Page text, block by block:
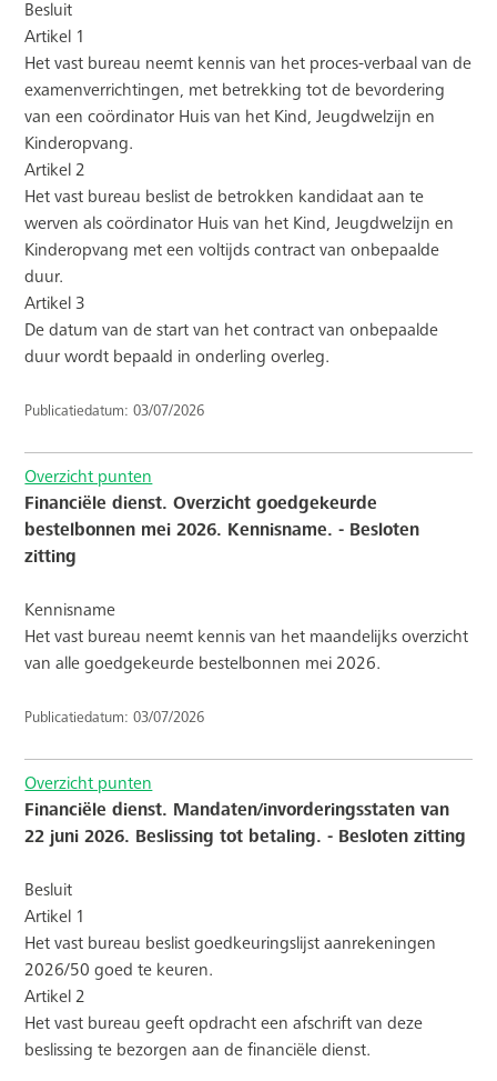
Besluit
Artikel 1
Het vast bureau neemt kennis van het proces-verbaal van de
examenverrichtingen, met betrekking tot de bevordering
van een coördinator Huis van het Kind, Jeugdwelzijn en
Kinderopvang.
Artikel 2
Het vast bureau beslist de betrokken kandidaat aan te
werven als coördinator Huis van het Kind, Jeugdwelzijn en
Kinderopvang met een voltijds contract van onbepaalde
duur.
Artikel 3
De datum van de start van het contract van onbepaalde
duur wordt bepaald in onderling overleg.
Publicatiedatum: 03/07/2026
Overzicht punten
Financiële dienst. Overzicht goedgekeurde
bestelbonnen mei 2026. Kennisname. - Besloten
zitting
Kennisname
Het vast bureau neemt kennis van het maandelijks overzicht
van alle goedgekeurde bestelbonnen mei 2026.
Publicatiedatum: 03/07/2026
Overzicht punten
Financiële dienst. Mandaten/invorderingsstaten van
22 juni 2026. Beslissing tot betaling. - Besloten zitting
Besluit
Artikel 1
Het vast bureau beslist goedkeuringslijst aanrekeningen
2026/50 goed te keuren.
Artikel 2
Het vast bureau geeft opdracht een afschrift van deze
beslissing te bezorgen aan de financiële dienst.